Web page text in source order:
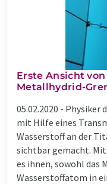
Erste Ansicht
Metallhydrid-
05.02.2020 - Physiker
mit Hilfe eines
Wasserstoff an der
sichtbar gemacht.
es ihnen, sowohl das
Wasserstoffatom in